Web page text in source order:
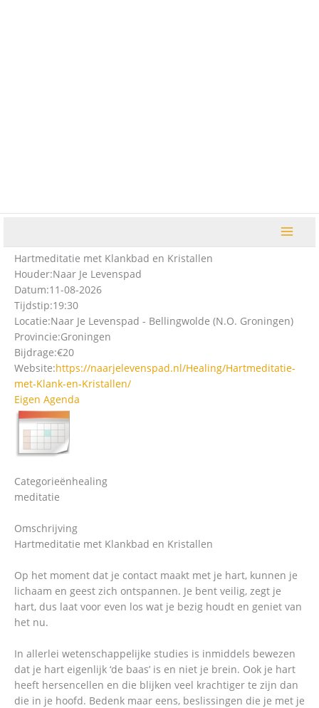
Hartmeditatie met Klankbad en Kristallen
Houder:Naar Je Levenspad
Datum:11-08-2026
Tijdstip:19:30
Locatie:Naar Je Levenspad - Bellingwolde (N.O. Groningen)
Provincie:Groningen
Bijdrage:€20
Website:https://naarjelevenspad.nl/Healing/Hartmeditatie-
met-Klank-en-Kristallen/
Eigen Agenda
Categorieënhealing
meditatie
Omschrijving
Hartmeditatie met Klankbad en Kristallen
Op het moment dat je contact maakt met je hart, kunnen je
lichaam en geest zich ontspannen. Je bent veilig, zegt je
hart, dus laat voor even los wat je bezig houdt en geniet van
het nu.
In allerlei wetenschappelijke studies is inmiddels bewezen
dat je hart eigenlijk ‘de baas’ is en niet je brein. Ook je hart
heeft hersencellen en die blijken veel krachtiger te zijn dan
die in je hoofd. Bedenk maar eens, beslissingen die je met je